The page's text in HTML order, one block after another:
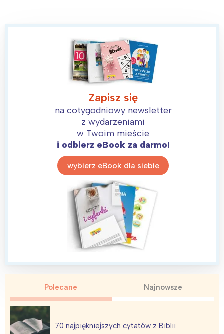
Zapisz się
na cotygodniowy newsletter
z wydarzeniami
w Twoim mieście
i odbierz eBook za darmo!
wybierz eBook dla siebie
Polecane Najnowsze
70 najpiękniejszych cytatów z Biblii
Interesują mnie wydarzenia z
tego regionu:
Warszawa
Łódź
Trójmiasto
Poznań
Śląsk
Kraków
Południe
Północ
Wszystkie
Wybieram